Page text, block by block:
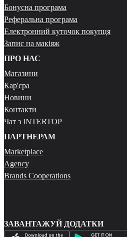
Бонусна програма
Реферальна програма
Електронний куточок покупця
Запис на макіяж
ПРО НАС
Магазини
Кар'єра
Новини
Контакти
Чат з INTERTOP
ПАРТНЕРАМ
Marketplace
Agency
Brands Cooperations
ЗАВАНТАЖУЙ ДОДАТКИ